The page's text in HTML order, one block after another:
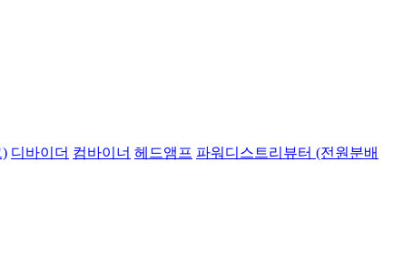
) 디바이더 컴바이너 헤드앰프 파워디스트리뷰터 (전원분배